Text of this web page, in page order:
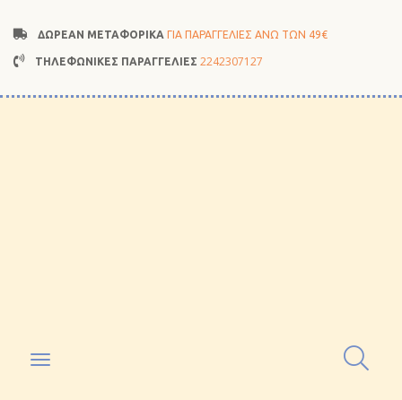
ΔΩΡΕΑΝ ΜΕΤΑΦΟΡΙΚΑ ΓΙΑ ΠΑΡΑΓΓΕΛΙΕΣ ΑΝΩ ΤΩΝ 49€
ΤΗΛΕΦΩΝΙΚΕΣ ΠΑΡΑΓΓΕΛΙΕΣ 2242307127
Toggle